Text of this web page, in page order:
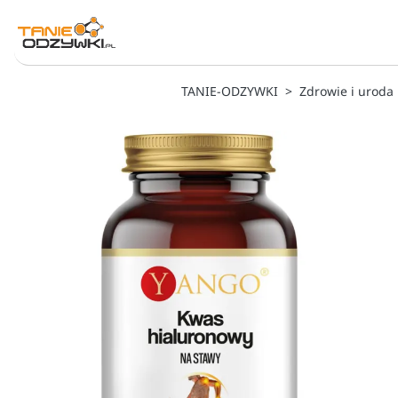
TANIE-ODZYWKI Zdrowie i uroda